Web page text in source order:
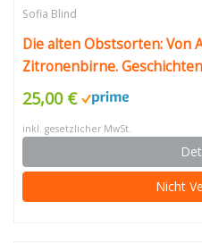
Sofia Blind
Die alten Obstsorten: Von
Zitronenbirne.
25,00 €
inkl. gesetzlicher MwSt.
Nicht